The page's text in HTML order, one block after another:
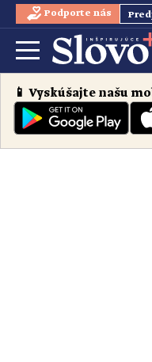
Podporte nás
📱 Vyskúšajte našu